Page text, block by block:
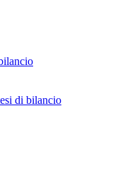
di bilancio